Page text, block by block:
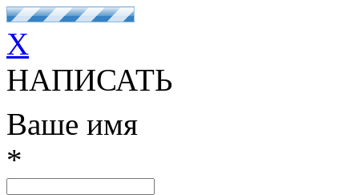
X
НАПИСАТЬ
Ваше имя
*